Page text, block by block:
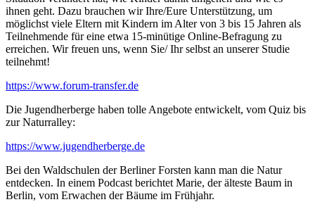
ihnen geht. Dazu brauchen wir Ihre/Eure Unterstützung, um
möglichst viele Eltern mit Kindern im Alter von 3 bis 15 Jahren als
Teilnehmende für eine etwa 15-minütige Online-Befragung zu
erreichen. Wir freuen uns, wenn Sie/ Ihr selbst an unserer Studie
teilnehmt!
https://www.forum-transfer.de
Die Jugendherberge haben tolle Angebote entwickelt, vom Quiz bis
zur Naturralley:
https://www.jugendherberge.de
Bei den Waldschulen der Berliner Forsten kann man die Natur
entdecken. In einem Podcast berichtet Marie, der älteste Baum in
Berlin, vom Erwachen der Bäume im Frühjahr.